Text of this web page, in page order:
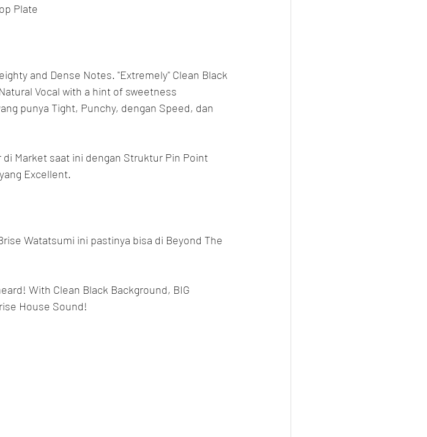
Plate
and Dense Notes. "Extremely" Clean Black
Vocal with a hint of sweetness
punya Tight, Punchy, dengan Speed, dan
Market saat ini dengan Struktur Pin Point
Excellent.
Watatsumi ini pastinya bisa di Beyond The
With Clean Black Background, BIG
House Sound!